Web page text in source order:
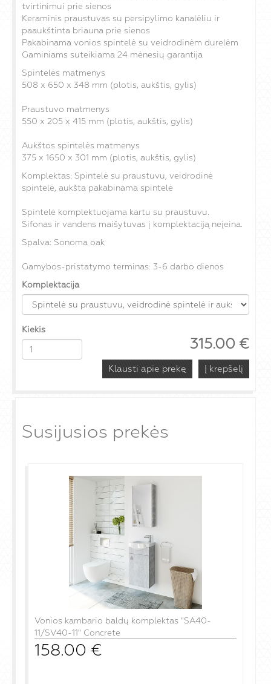
tvirtinimui prie sienos
Keraminis praustuvas su persipylimo kanalėliu ir
paaukštinta briauna prie sienos
Pakabinama vonios spintelė su veidrodinėm durelėm
Gaminiams suteikiama 24 mėnesių garantija
Spintelės matmenys
508 x 650 x 348 mm (plotis, aukštis, gylis)
Praustuvo matmenys
550 x 205 x 415 mm (plotis, aukštis, gylis)
Aukštos spintelės matmenys
375 x 1650 x 301 mm (plotis, aukštis, gylis)
Komplektas: Spintelė su praustuvu, veidrodinė
spintelė, aukšta pakabinama spintelė
Spintelė komplektuojama kartu su praustuvu.
Sifonas ir vandens maišytuvas į komplektaciją neįeina.
Spalva: Sonoma oak
Gamybos-pristatymo terminas: 3-6 darbo dienos
Komplektacija
315.00 €
Kiekis
Klausti apie prekę
Susijusios prekės
Vonios kambario baldų komplektas "SA40-
11/SV40-11" Concrete
158.00 €